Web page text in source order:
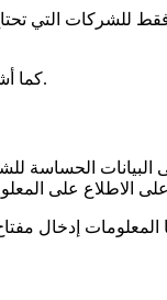
التي تحتاج
كماللشركات التي تختار دمج الوصول غير المراقب عن بُعد في نموذج التشغيل الخاص بها.
الحساسة
إدخال